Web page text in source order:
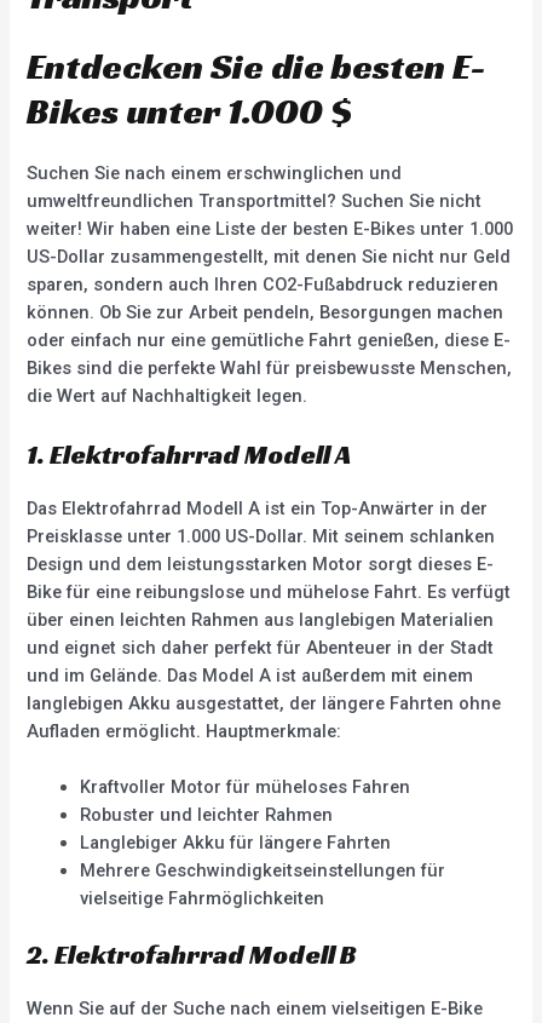
Entdecken Sie die besten E-
Bikes unter 1.000 $
Suchen Sie nach einem erschwinglichen und
umweltfreundlichen Transportmittel? Suchen Sie nicht
weiter! Wir haben eine Liste der besten E-Bikes unter 1.000
US-Dollar zusammengestellt, mit denen Sie nicht nur Geld
sparen, sondern auch Ihren CO2-Fußabdruck reduzieren
können. Ob Sie zur Arbeit pendeln, Besorgungen machen
oder einfach nur eine gemütliche Fahrt genießen, diese E-
Bikes sind die perfekte Wahl für preisbewusste Menschen,
die Wert auf Nachhaltigkeit legen.
1. Elektrofahrrad Modell A
Das Elektrofahrrad Modell A ist ein Top-Anwärter in der
Preisklasse unter 1.000 US-Dollar. Mit seinem schlanken
Design und dem leistungsstarken Motor sorgt dieses E-
Bike für eine reibungslose und mühelose Fahrt. Es verfügt
über einen leichten Rahmen aus langlebigen Materialien
und eignet sich daher perfekt für Abenteuer in der Stadt
und im Gelände. Das Model A ist außerdem mit einem
langlebigen Akku ausgestattet, der längere Fahrten ohne
Aufladen ermöglicht. Hauptmerkmale:
Kraftvoller Motor für müheloses Fahren
Robuster und leichter Rahmen
Langlebiger Akku für längere Fahrten
Mehrere Geschwindigkeitseinstellungen für
vielseitige Fahrmöglichkeiten
2. Elektrofahrrad Modell B
Wenn Sie auf der Suche nach einem vielseitigen E-Bike